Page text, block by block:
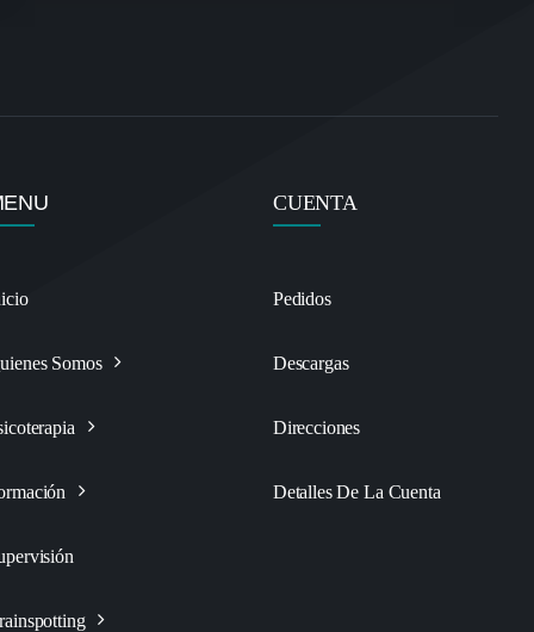
Somos
CUENTA
Pedidos
Descargas
Direcciones
Detalles De La Cuenta